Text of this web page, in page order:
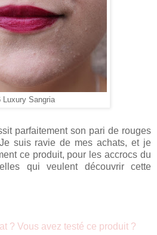
Luxury Sangria
parfaitement son pari de rouges
suis ravie de mes achats, et je
ce produit, pour les accrocs du
qui veulent découvrir cette
? Vous avez testé ce produit ?